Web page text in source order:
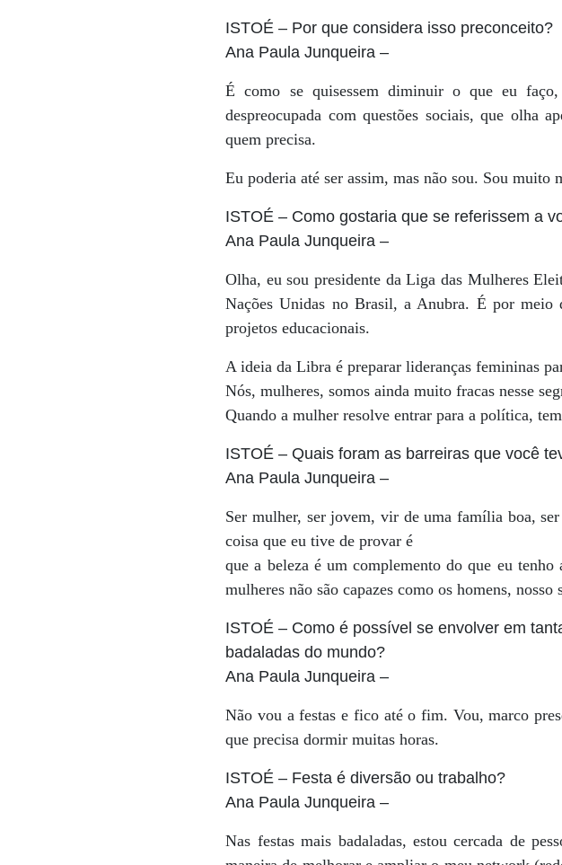
ISTOÉ – Por que considera isso preconceito?
Ana Paula Junqueira –
É como se quisessem diminuir o que eu
despreocupada com questões sociais, que olha
quem precisa.
Eu poderia até ser assim, mas não sou. Sou muito
ISTOÉ – Como gostaria que se referissem a
Ana Paula Junqueira –
Olha, eu sou presidente da Liga das Mulheres
Nações Unidas no Brasil, a Anubra. É por meio
projetos educacionais.
A ideia da Libra é preparar lideranças femininas
Nós, mulheres, somos ainda muito fracas nesse
Quando a mulher resolve entrar para a política,
ISTOÉ – Quais foram as barreiras que você
Ana Paula Junqueira –
Ser mulher, ser jovem, vir de uma família boa,
coisa que eu tive de provar é
que a beleza é um complemento do que eu
mulheres não são capazes como os homens,
ISTOÉ – Como é possível se envolver em
badaladas do mundo?
Ana Paula Junqueira –
Não vou a festas e fico até o fim. Vou, marco
que precisa dormir muitas horas.
ISTOÉ – Festa é diversão ou trabalho?
Ana Paula Junqueira –
Nas festas mais badaladas, estou cercada de